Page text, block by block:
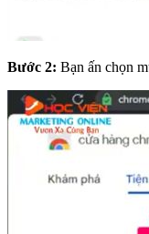
Bước 2: Bạn ấn chọn